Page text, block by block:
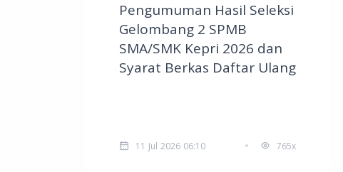
Pengumuman Hasil Seleksi
Gelombang 2 SPMB
SMA/SMK Kepri 2026 dan
Syarat Berkas Daftar Ulang
11 Jul 2026 06:10 765x